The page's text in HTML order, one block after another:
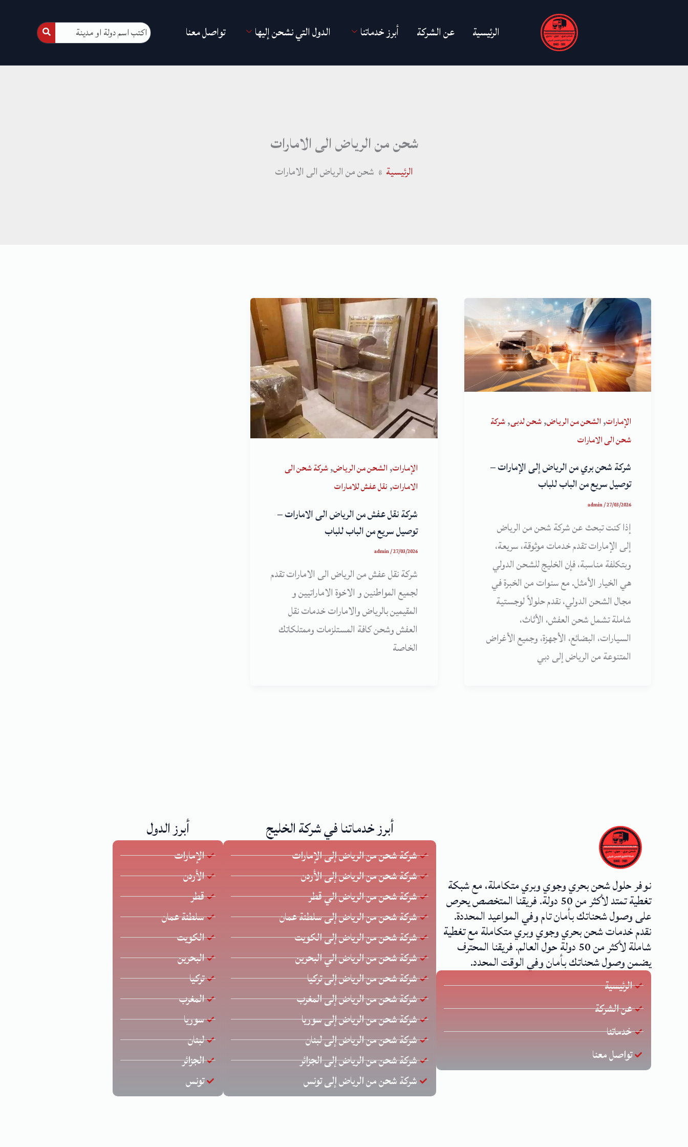
الرئيسية عن الشركة أبرز خدماتنا الدول التي نشحن إليها تواصل معنا
شحن من الرياض الى الامارات
الرئيسية شحن من الرياض الى الامارات
الإمارات,الشحن من الرياض,شحن لدبى,شركة
شحن الى الامارات
شركة شحن بري من الرياض إلى الإمارات –
توصيل سريع من الباب للباب
admin/27/03/2026
إذا كنت تبحث عن شركة شحن من الرياض
إلى الإمارات تقدم خدمات موثوقة، سريعة،
وبتكلفة مناسبة، فإن الخليج للشحن الدولي
هي الخيار الأمثل. مع سنوات من الخبرة في
مجال الشحن الدولي، نقدم حلولاً لوجستية
شاملة تشمل شحن العفش، الأثاث،
السيارات، البضائع، الأجهزة، وجميع الأغراض
المتنوعة من الرياض إلى دبي
الإمارات,الشحن من الرياض,شركة شحن الى
الامارات,نقل عفش للامارات
شركة نقل عفش من الرياض الى الامارات –
توصيل سريع من الباب للباب
admin/27/03/2026
شركة نقل عفش من الرياض الى الامارات تقدم
لجميع المواطنين و الاخوة الاماراتيين و
المقيمين بالرياض والامارات خدمات نقل
العفش وشحن كافة المستلزمات وممتلكاتك
الخاصة
نوفر حلول شحن بحري وجوي وبري متكاملة، مع شبكة
تغطية تمتد لأكثر من 50 دولة. فريقنا المتخصص يحرص
على وصول شحناتك بأمان تام وفي المواعيد المحددة.
نقدم خدمات شحن بحري وجوي وبري متكاملة مع تغطية
شاملة لأكثر من 50 دولة حول العالم. فريقنا المحترف
يضمن وصول شحناتك بأمان وفي الوقت المحدد.
الرئيسية
عن الشركة
خدماتنا
تواصل معنا
أبرز خدماتنا في شركة الخليج
شركة شحن من الرياض إلى الإمارات
شركة شحن من الرياض إلى الأردن
شركة شحن من الرياض الي قطر
شركة شحن من الرياض إلى سلطنة عمان
شركة شحن من الرياض إلى الكويت
شركة شحن من الرياض الي البحرين
شركة شحن من الرياض إلى تركيا
شركة شحن من الرياض إلى المغرب
شركة شحن من الرياض إلى سوريا
شركة شحن من الرياض إلى لبنان
شركة شحن من الرياض إلى الجزائر
شركة شحن من الرياض إلى تونس
أبرز الدول
الإمارات
الأردن
قطر
سلطنة عمان
الكويت
البحرين
تركيا
المغرب
سوريا
لبنان
الجزائر
تونس